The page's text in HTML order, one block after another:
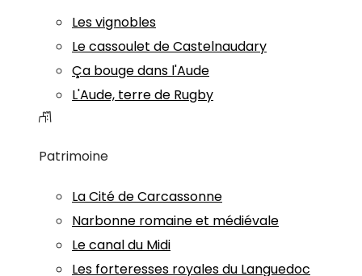
Les vignobles
Le cassoulet de Castelnaudary
Ça bouge dans l'Aude
L'Aude, terre de Rugby
Patrimoine
La Cité de Carcassonne
Narbonne romaine et médiévale
Le canal du Midi
Les forteresses royales du Languedoc